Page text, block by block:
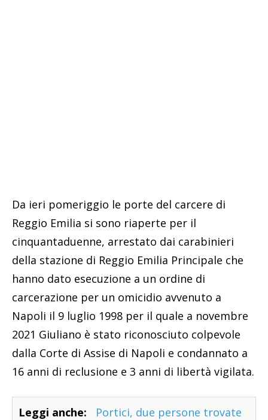
Da ieri pomeriggio le porte del carcere di
Reggio Emilia si sono riaperte per il
cinquantaduenne, arrestato dai carabinieri
della stazione di Reggio Emilia Principale che
hanno dato esecuzione a un ordine di
carcerazione per un omicidio avvenuto a
Napoli il 9 luglio 1998 per il quale a novembre
2021 Giuliano è stato riconosciuto colpevole
dalla Corte di Assise di Napoli e condannato a
16 anni di reclusione e 3 anni di libertà vigilata.
Leggi anche:
Portici, due persone trovate